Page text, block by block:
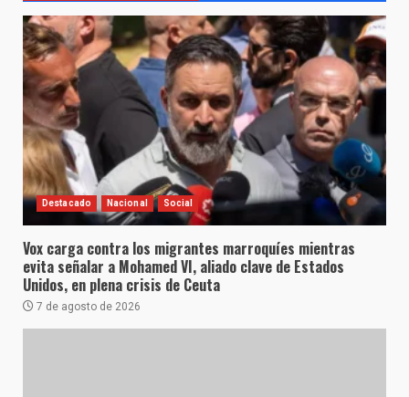
Destacado Nacional Social
Vox carga contra los migrantes marroquíes mientras
evita señalar a Mohamed VI, aliado clave de Estados
Unidos, en plena crisis de Ceuta
7 de agosto de 2026